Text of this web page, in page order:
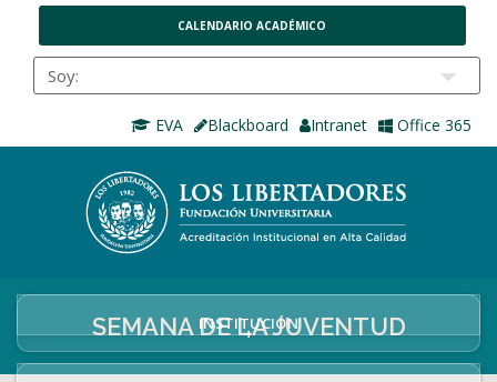
CALENDARIO ACADÉMICO
EVA Blackboard Intranet Office 365
INSTITUCIÓN
+
SEMANA DE LA JUVENTUD